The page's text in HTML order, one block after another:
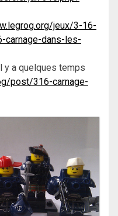
jeux/3-16-
carnage-dans-les-
y a quelques temps
post/316-carnage-